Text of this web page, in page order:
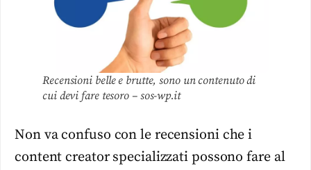
Recensioni belle e brutte, sono un contenuto di
cui devi fare tesoro – sos-wp.it
Non va confuso con le recensioni che i
content creator specializzati possono fare al